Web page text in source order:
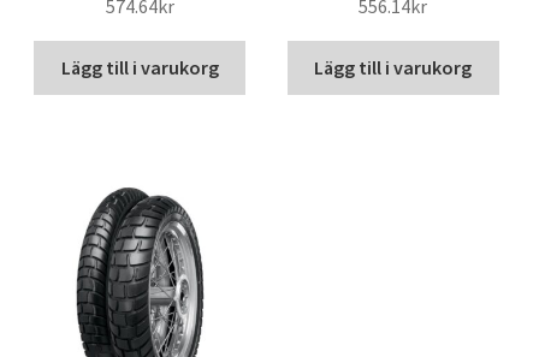
574.64kr
Lägg till i varukorg
556.14kr
Lägg till i varukorg